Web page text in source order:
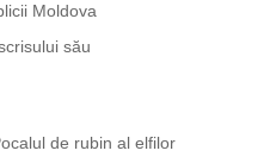
Moldova
său
de rubin al elfilor